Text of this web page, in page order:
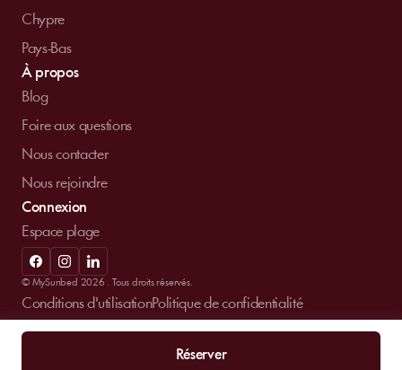
Réserver
Chypre
Pays-Bas
À propos
Blog
Foire aux questions
Nous contacter
Nous rejoindre
Connexion
Espace plage
© MySunbed 2026 . Tous droits réservés.
Conditions d'utilisationPolitique de confidentialité
Mentions légales